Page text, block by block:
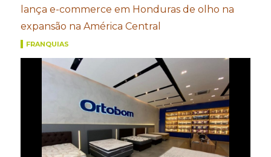
lança e-commerce em Honduras de olho na
expansão na América Central
FRANQUIAS